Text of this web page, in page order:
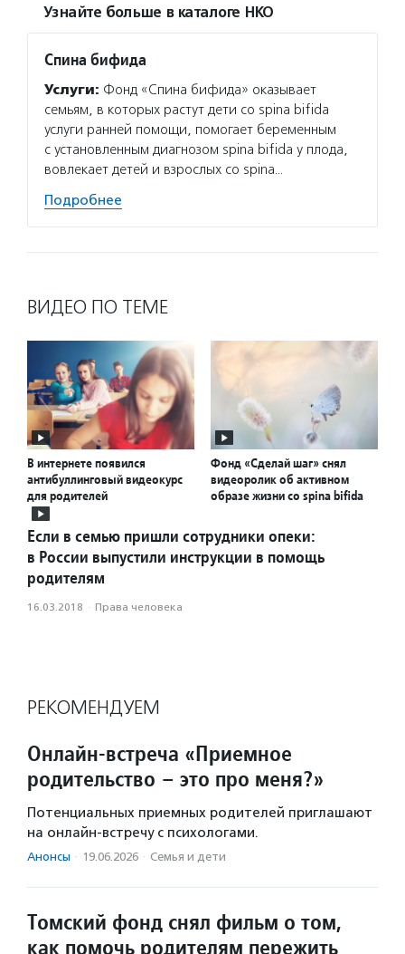
Узнайте больше в каталоге НКО
Спина бифида
Услуги: Фонд «Спина бифида» оказывает
семьям, в которых растут дети со spina bifida
услуги ранней помощи, помогает беременным
с установленным диагнозом spina bifida у плода,
вовлекает детей и взрослых со spina…
Подробнее
ВИДЕО ПО ТЕМЕ
В интернете появился
антибуллинговый видеокурс
для родителей
Фонд «Сделай шаг» снял
видеоролик об активном
образе жизни со spina bifida
Если в семью пришли сотрудники опеки:
в России выпустили инструкции в помощь
родителям
16.03.2018 · Права человека
РЕКОМЕНДУЕМ
Онлайн-встреча «Приемное
родительство – это про меня?»
Потенциальных приемных родителей приглашают
на онлайн-встречу с психологами.
Анонсы · 19.06.2026 · Семья и дети
Томский фонд снял фильм о том,
как помочь родителям пережить